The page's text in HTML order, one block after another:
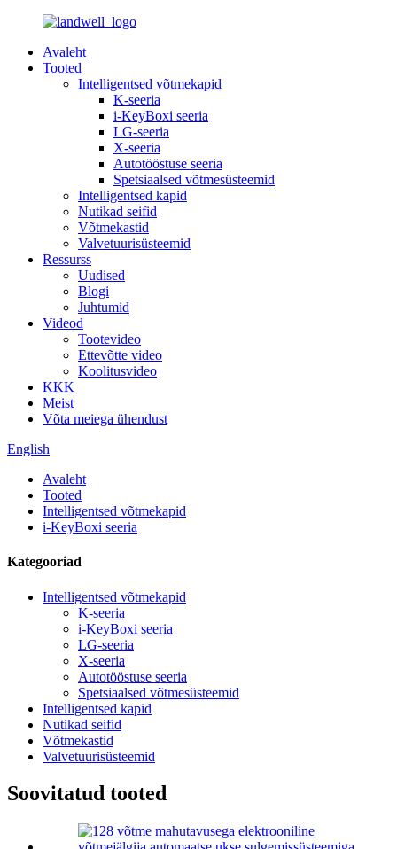
Avaleht
Tooted
Intelligentsed võtmekapid
K-seeria
i-KeyBoxi seeria
LG-seeria
X-seeria
Autotööstuse seeria
Spetsiaalsed võtmesüsteemid
Intelligentsed kapid
Nutikad seifid
Võtmekastid
Valvetuurisüsteemid
Ressurss
Uudised
Blogi
Juhtumid
Videod
Tootevideo
Ettevõtte video
Koolitusvideo
KKK
Meist
Võta meiega ühendust
English
Avaleht
Tooted
Intelligentsed võtmekapid
i-KeyBoxi seeria
Kategooriad
Intelligentsed võtmekapid
K-seeria
i-KeyBoxi seeria
LG-seeria
X-seeria
Autotööstuse seeria
Spetsiaalsed võtmesüsteemid
Intelligentsed kapid
Nutikad seifid
Võtmekastid
Valvetuurisüsteemid
Soovitatud tooted